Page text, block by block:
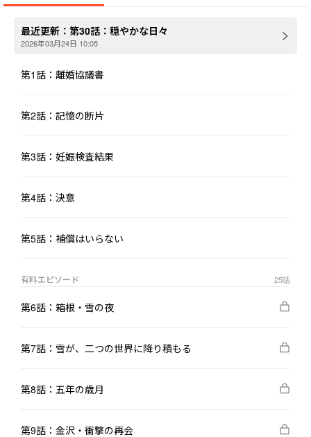
街に姿を消した。
五年後。「林暁」という偽名で工芸デザイナーとして静かに生き
る葵衣の前に、万谷グループの大型プロジェクトが影を落とす。
てが一気に動き出す。
償を蹴って消えた女が、実は命がけで彼の子を守り続けていたの
贖うには遅すぎるかもしれない。だが孝延は、崖の縁で彼女の手
冷たい契約から始まった二人の物語は、後悔と血と涙を経て、よ
うやく本当の意味を問われる――「夫として、父として、やり直すチ
最近更新： 第30話：穏やかな日々
2026年03月24日 10:05
第1話：離婚協議書
第2話：記憶の断片
第3話：妊娠検査結果
第4話：決意
第5話：補償はいらない
有料エピソード 25話
第6話：箱根・雪の夜
第7話：雪が、二つの世界に降り積もる
第8話：五年の歳月
第9話：金沢・衝撃の再会